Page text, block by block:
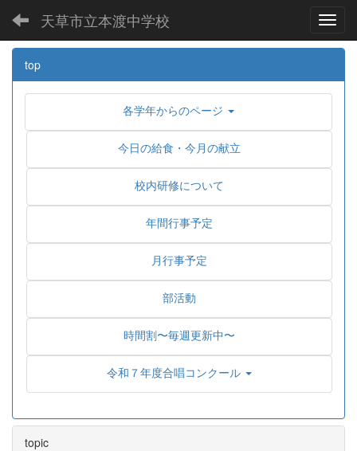
天草市立本渡中学校
top
各学年からのページ
今日の給食・今月の献立
校内研修について
年間行事予定
月行事予定
部活動
時間割〜毎週更新中〜
令和７年度合唱コンクール
topic